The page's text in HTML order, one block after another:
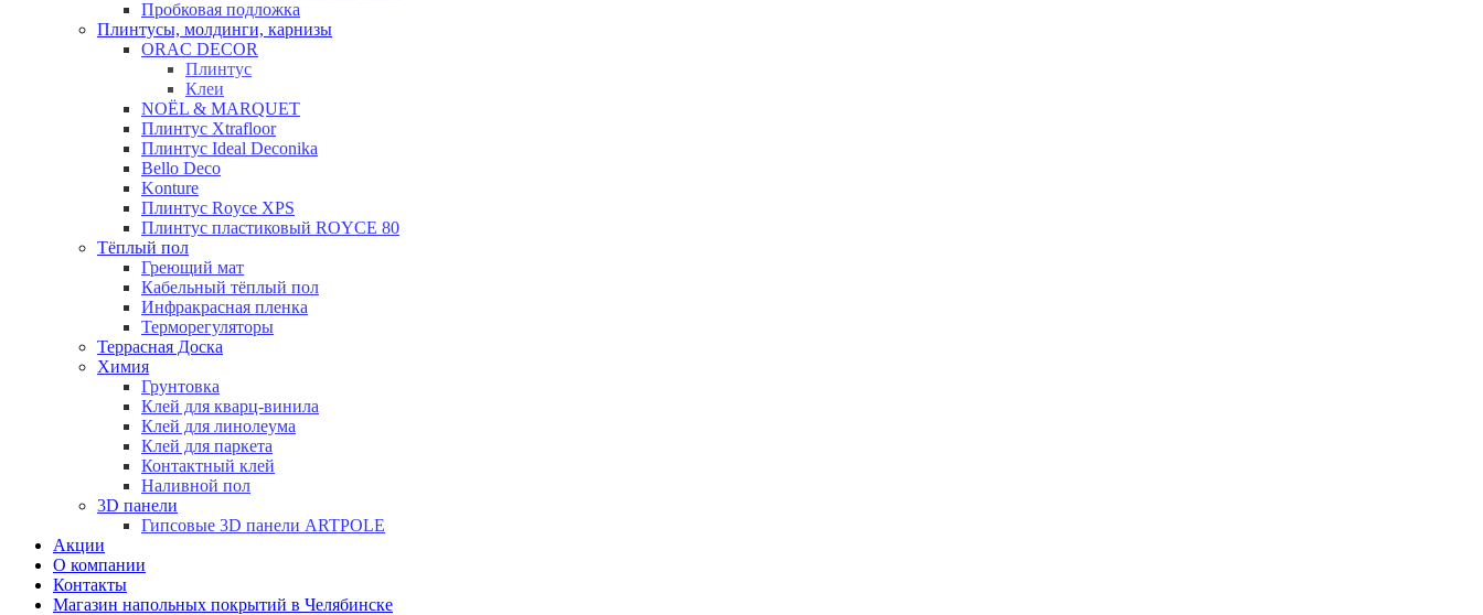
Пробковая подложка
Плинтусы, молдинги, карнизы
ORAC DECOR
Плинтус
Клеи
NOЁL & MARQUET
Плинтус Xtrafloor
Плинтус Ideal Deconika
Bello Deco
Konture
Плинтус Royce XPS
Плинтус пластиковый ROYCE 80
Тёплый пол
Греющий мат
Кабельный тёплый пол
Инфракрасная пленка
Терморегуляторы
Террасная Доска
Химия
Грунтовка
Клей для кварц-винила
Клей для линолеума
Клей для паркета
Контактный клей
Наливной пол
3D панели
Гипсовые 3D панели ARTPOLE
Акции
О компании
Контакты
Магазин напольных покрытий в Челябинске